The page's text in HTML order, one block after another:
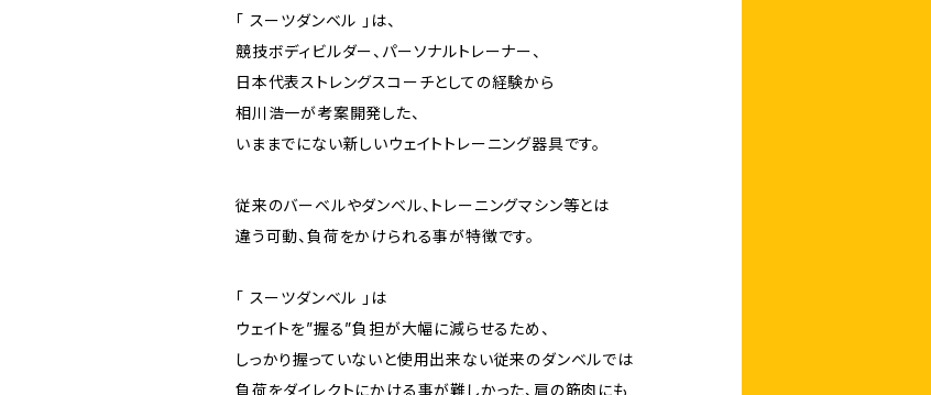
「 スーツダンベル 」は、
競技ボディビルダー、パーソナルトレーナー、
日本代表ストレングスコーチとしての経験から
相川浩一が考案開発した、
いままでにない新しいウェイトトレーニング器具です。
従来のバーベルやダンベル、トレーニングマシン等とは
違う可動、負荷をかけられる事が特徴です。
「 スーツダンベル 」は
ウェイトを”握る”負担が大幅に減らせるため、
しっかり握っていないと使用出来ない従来のダンベルでは
負荷をダイレクトにかける事が難しかった、肩の筋肉にも